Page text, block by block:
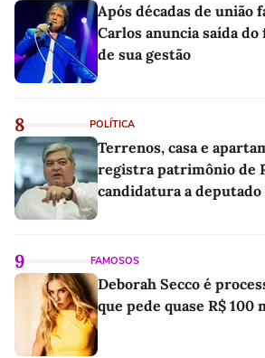
Após décadas de união
Carlos anuncia saída
de sua gestão
8 POLÍTICA
Terrenos, casa e
registra patrimônio de
candidatura a
9 FAMOSOS
Deborah Secco é
que pede quase R$ 100